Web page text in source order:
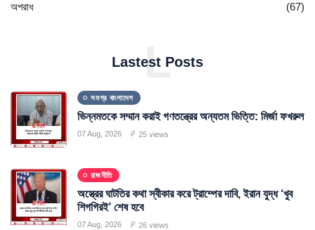
অপরাধ
(67)
Lastest Posts
L
সমগ্র বাংলাদেশ
ভিন্নমতকে সম্মান করাই গণতন্ত্রের অন্যতম ভিত্তি: মির্জা ফখরুল
07 Aug, 2026 25 views
রাজনীতি
অস্ত্রের ঘাটতির কথা স্বীকার করে ট্রাম্পের দাবি, ইরান যুদ্ধ ‘খুব
শিগগিরই’ শেষ হবে
07 Aug, 2026 26 views